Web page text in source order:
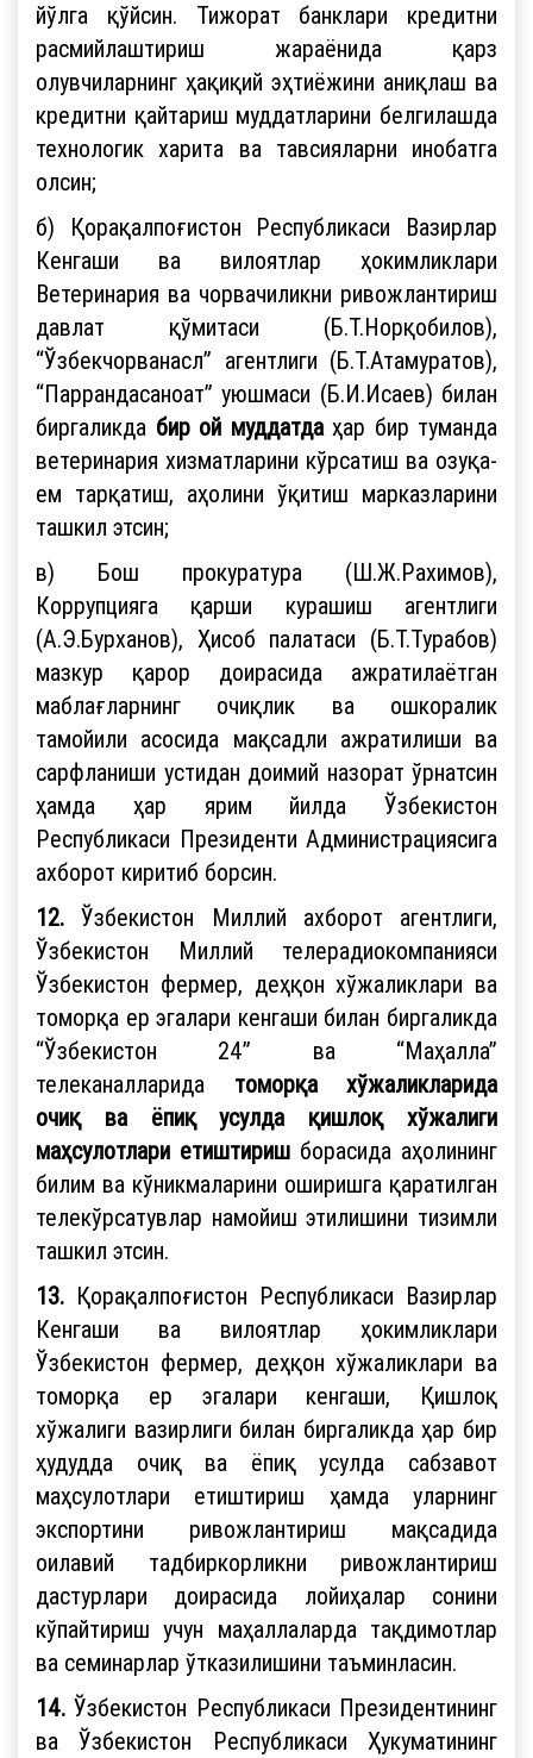
йўлга қўйсин. Тижорат банклари кредитни
расмийлаштириш жараёнида қарз
олувчиларнинг ҳақиқий эҳтиёжини аниқлаш ва
кредитни қайтариш муддатларини белгилашда
технологик харита ва тавсияларни инобатга
олсин;
б) Қорақалпоғистон Республикаси Вазирлар
Кенгаши ва вилоятлар ҳокимликлари
Ветеринария ва чорвачиликни ривожлантириш
давлат қўмитаси (Б.Т.Норқобилов),
“Ўзбекчорванасл” агентлиги (Б.Т.Атамуратов),
“Паррандасаноат” уюшмаси (Б.И.Исаев) билан
биргаликда бир ой муддатдаҳар бир туманда
ветеринария хизматларини кўрсатиш ва озуқа-
ем тарқатиш, аҳолини ўқитиш марказларини
ташкил этсин;
в) Бош прокуратура (Ш.Ж.Рахимов),
Коррупцияга қарши курашиш агентлиги
(А.Э.Бурханов), Ҳисоб палатаси (Б.Т.Турабов)
мазкур қарор доирасида ажратилаётган
маблағларнинг очиқлик ва ошкоралик
тамойили асосида мақсадли ажратилиши ва
сарфланиши устидан доимий назорат ўрнатсин
ҳамда ҳар ярим йилда Ўзбекистон
Республикаси Президенти Администрациясига
ахборот киритиб борсин.
12. Ўзбекистон Миллий ахборот агентлиги,
Ўзбекистон Миллий телерадиокомпанияси
Ўзбекистон фермер, деҳқон хўжаликлари ва
томорқа ер эгалари кенгаши билан биргаликда
“Ўзбекистон 24” ва “Маҳалла”
телеканалларида томорқа хўжаликларида
очиқ ва ёпиқ усулда қишлоқ хўжалиги
маҳсулотлари етиштириш борасида аҳолининг
билим ва кўникмаларини оширишга қаратилган
телекўрсатувлар намойиш этилишини тизимли
ташкил этсин.
13. Қорақалпоғистон Республикаси Вазирлар
Кенгаши ва вилоятлар ҳокимликлари
Ўзбекистон фермер, деҳқон хўжаликлари ва
томорқа ер эгалари кенгаши, Қишлоқ
хўжалиги вазирлиги билан биргаликда ҳар бир
ҳудудда очиқ ва ёпиқ усулда сабзавот
маҳсулотлари етиштириш ҳамда уларнинг
экспортини ривожлантириш мақсадида
оилавий тадбиркорликни ривожлантириш
дастурлари доирасида лойиҳалар сонини
кўпайтириш учун маҳаллаларда тақдимотлар
ва семинарлар ўтказилишини таъминласин.
14.Ўзбекистон Республикаси Президентининг
ва Ўзбекистон Республикаси Ҳукуматининг